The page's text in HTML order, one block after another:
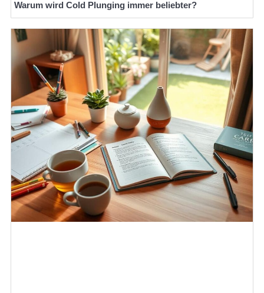
Warum wird Cold Plunging immer beliebter?